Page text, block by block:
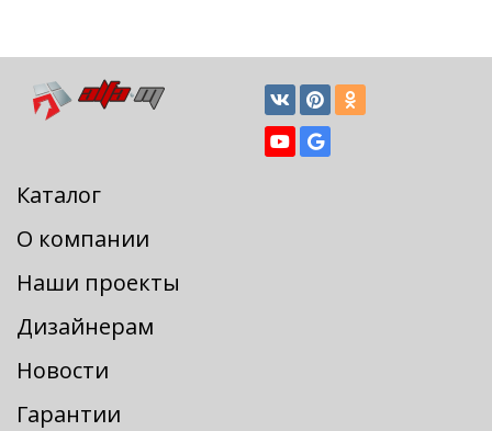
Каталог
О компании
Наши проекты
Дизайнерам
Новости
Гарантии